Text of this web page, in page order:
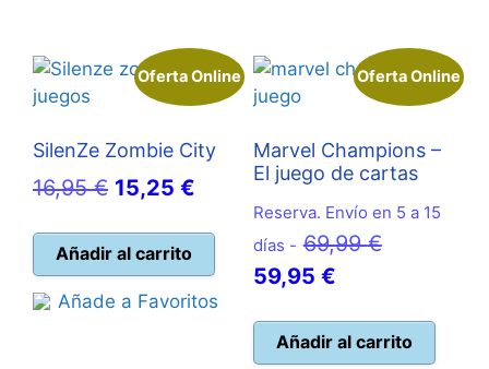
Oferta Online
SilenZe Zombie City
16,95€ El
original
era:
16,95 €.
15,25 €
precio
actual
es:
15,25 €.
Añadir al carrito
Añade a Favoritos
Oferta Online
Marvel Champions –
El juego de cartas
Reserva. Envío en 5 a 15
días - 69,99€El
era:
59,95 €El
actual
Añadir al carrito